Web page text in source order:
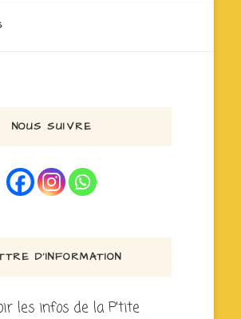
NOUS SUIVRE
D’INFORMATION
les infos de la P'tite